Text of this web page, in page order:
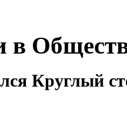
в
Круглый